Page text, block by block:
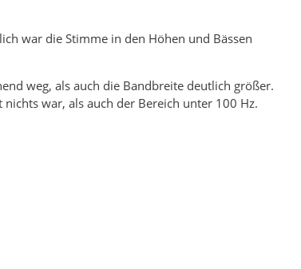
war die Stimme in den Höhen und Bässen
weg, als auch die Bandbreite deutlich größer.
war, als auch der Bereich unter 100 Hz.